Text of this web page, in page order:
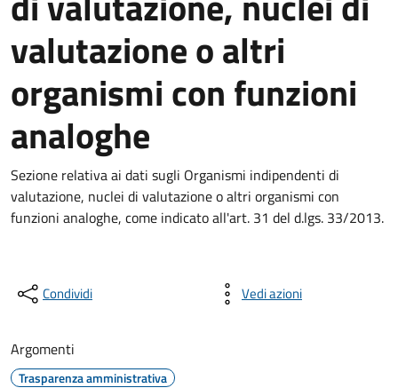
valutazione o altri
organismi con funzioni
analoghe
Sezione relativa ai dati sugli Organismi indipendenti di
valutazione, nuclei di valutazione o altri organismi con
funzioni analoghe, come indicato all'art. 31 del d.lgs. 33/2013.
Condividi Vedi azioni
Argomenti
Trasparenza amministrativa